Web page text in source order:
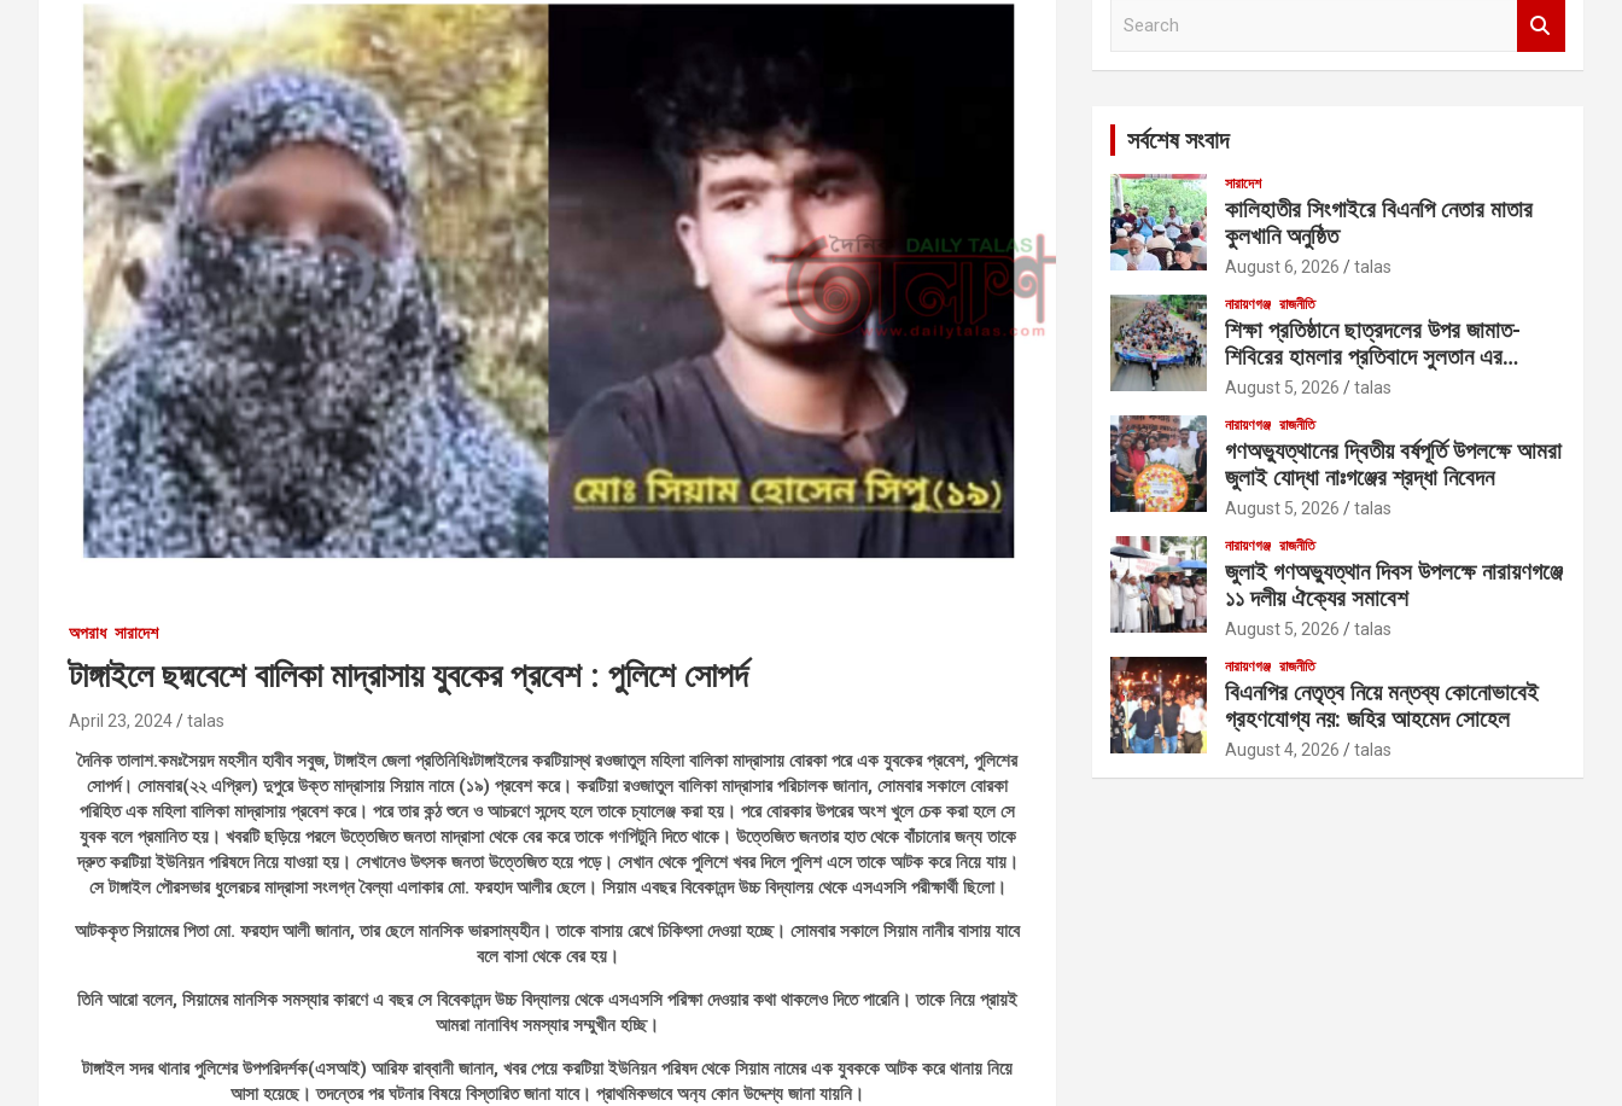
অপরাধ সারাদেশ
টাঙ্গাইলে ছদ্মবেশে বালিকা মাদ্রাসায় যুবকের প্রবেশ : পুলিশে সোপর্দ
April 23, 2024 talas
দৈনিক তালাশ.কমঃসৈয়দ মহসীন হাবীব সবুজ, টাঙ্গাইল জেলা প্রতিনিধিঃটাঙ্গাইলের করটিয়াস্থ রওজাতুল মহিলা বালিকা মাদ্রাসায় বোরকা পরে এক যুবকের প্রবেশ, পুলিশের
সোপর্দ। সোমবার(২২ এপ্রিল) দুপুরে উক্ত মাদ্রাসায় সিয়াম নামে (১৯) প্রবেশ করে। করটিয়া রওজাতুল বালিকা মাদ্রাসার পরিচালক জানান, সোমবার সকালে বোরকা
পরিহিত এক মহিলা বালিকা মাদ্রাসায় প্রবেশ করে। পরে তার কন্ঠ শুনে ও আচরণে সন্দেহ হলে তাকে চ্যালেঞ্জ করা হয়। পরে বোরকার উপরের অংশ খুলে চেক করা হলে সে
যুবক বলে প্রমানিত হয়। খবরটি ছড়িয়ে পরলে উত্তেজিত জনতা মাদ্রাসা থেকে বের করে তাকে গণপিটুনি দিতে থাকে। উত্তেজিত জনতার হাত থেকে বাঁচানোর জন্য তাকে
দ্রুত করটিয়া ইউনিয়ন পরিষদে নিয়ে যাওয়া হয়। সেখানেও উৎসক জনতা উত্তেজিত হয়ে পড়ে। সেখান থেকে পুলিশে খবর দিলে পুলিশ এসে তাকে আটক করে নিয়ে যায়।
সে টাঙ্গাইল পৌরসভার ধুলেরচর মাদ্রাসা সংলগ্ন বৈল্যা এলাকার মো. ফরহাদ আলীর ছেলে। সিয়াম এবছর বিবেকানন্দ উচ্চ বিদ্যালয় থেকে এসএসসি পরীক্ষার্থী ছিলো।
আটককৃত সিয়ামের পিতা মো. ফরহাদ আলী জানান, তার ছেলে মানসিক ভারসাম্যহীন। তাকে বাসায় রেখে চিকিৎসা দেওয়া হচ্ছে। সোমবার সকালে সিয়াম নানীর বাসায় যাবে
বলে বাসা থেকে বের হয়।
তিনি আরো বলেন, সিয়ামের মানসিক সমস্যার কারণে এ বছর সে বিবেকানন্দ উচ্চ বিদ্যালয় থেকে এসএসসি পরিক্ষা দেওয়ার কথা থাকলেও দিতে পারেনি। তাকে নিয়ে প্রায়ই
আমরা নানাবিধ সমস্যার সম্মুখীন হচ্ছি।
টাঙ্গাইল সদর থানার পুলিশের উপপরিদর্শক(এসআই) আরিফ রাব্বানী জানান, খবর পেয়ে করটিয়া ইউনিয়ন পরিষদ থেকে সিয়াম নামের এক যুবককে আটক করে থানায় নিয়ে
আসা হয়েছে। তদন্তের পর ঘটনার বিষয়ে বিস্তারিত জানা যাবে। প্রাথমিকভাবে অন‍্য কোন উদ্দেশ্য জানা যায়নি।
সর্বশেষ সংবাদ
সারাদেশ
কালিহাতীর সিংগাইরে বিএনপি নেতার মাতার
কুলখানি অনুষ্ঠিত
August 6, 2026 talas
নারায়ণগঞ্জ রাজনীতি
শিক্ষা প্রতিষ্ঠানে ছাত্রদলের উপর জামাত-
শিবিরের হামলার প্রতিবাদে সুলতান এর
নেতৃত্বে বিক্ষোভ
August 5, 2026 talas
নারায়ণগঞ্জ রাজনীতি
গণঅভ্যুত্থানের দ্বিতীয় বর্ষপূর্তি উপলক্ষে আমরা
জুলাই যোদ্ধা নাঃগঞ্জের শ্রদ্ধা নিবেদন
August 5, 2026 talas
নারায়ণগঞ্জ রাজনীতি
জুলাই গণঅভ্যুত্থান দিবস উপলক্ষে নারায়ণগঞ্জে
১১ দলীয় ঐক্যের সমাবেশ
August 5, 2026 talas
নারায়ণগঞ্জ রাজনীতি
বিএনপির নেতৃত্ব নিয়ে মন্তব্য কোনোভাবেই
গ্রহণযোগ্য নয়: জহির আহমেদ সোহেল
August 4, 2026 talas